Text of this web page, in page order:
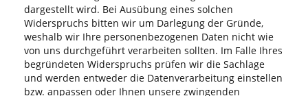
dargestellt wird. Bei Ausübung eines solchen
Widerspruchs bitten wir um Darlegung der Gründe,
weshalb wir Ihre personenbezogenen Daten nicht wie
von uns durchgeführt verarbeiten sollten. Im Falle Ihres
begründeten Widerspruchs prüfen wir die Sachlage
und werden entweder die Datenverarbeitung einstellen
bzw. anpassen oder Ihnen unsere zwingenden